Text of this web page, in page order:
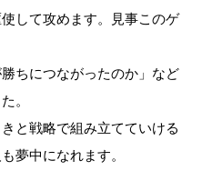
して攻めます。見事このゲ
ちにつながったのか」など
た。
と戦略で組み立てていける
夢中になれます。